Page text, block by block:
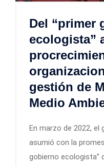
Del “primer
ecologista”
gestión de
Medio
En marzo de 2022, el
asumió con la
gobierno ecologista”